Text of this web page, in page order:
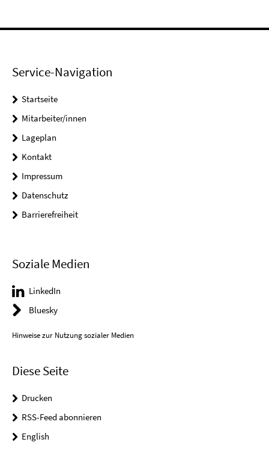
Service-Navigation
Startseite
Mitarbeiter/innen
Lageplan
Kontakt
Impressum
Datenschutz
Barrierefreiheit
Soziale Medien
LinkedIn
Bluesky
Hinweise zur Nutzung sozialer Medien
Diese Seite
Drucken
RSS-Feed abonnieren
English